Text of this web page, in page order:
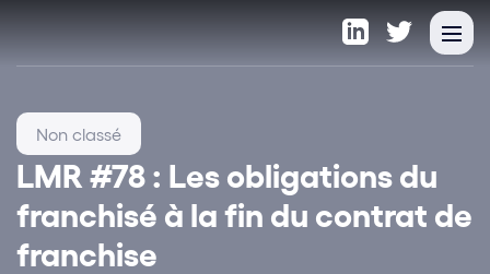
LMR #78 : Les obligations du
franchisé à la fin du contrat de
franchise
Non classé